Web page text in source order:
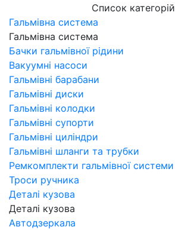
Список категорій
Гальмівна система
Гальмівна система
Бачки гальмівної рідини
Вакуумні насоси
Гальмівні барабани
Гальмівні диски
Гальмівні колодки
Гальмівні супорти
Гальмівні циліндри
Гальмівні шланги та трубки
Ремкомплекти гальмівної системи
Троси ручника
Деталі кузова
Деталі кузова
Автодзеркала